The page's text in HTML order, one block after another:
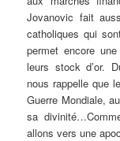
Jovanovic fait
catholiques qui
permet encore
leurs stock d’or.
nous rappelle que
Guerre Mondiale,
sa
allons vers une